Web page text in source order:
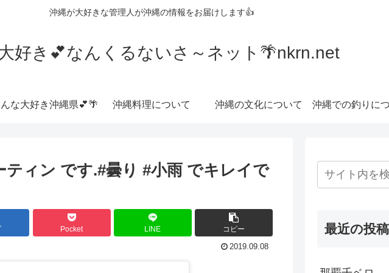
沖縄が大好きな管理人が沖縄の情報をお届けします👍
好き💕なんくるないさ～ネット🌴nkrn.net
な大好き沖縄県💕🌴 沖縄料理について 沖縄の文化について 沖縄での釣りに
ティン です.#曇り #小雨 でキレイで
Pocket LINE コピー
2019.09.08
最近の投稿